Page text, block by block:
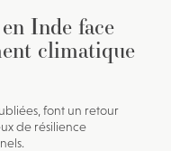
Inde face
climatique
font un retour
de résilience